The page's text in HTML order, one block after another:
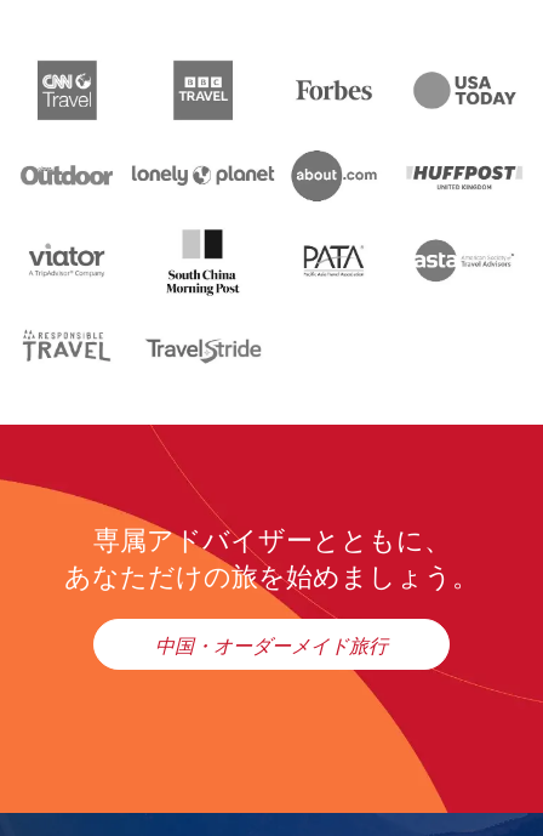
専属アドバイザーとともに、
あなただけの旅を始めましょう。
中国・オーダーメイド旅行